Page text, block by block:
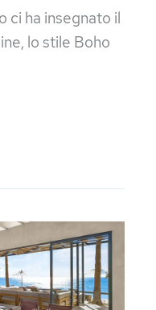
ci ha insegnato il
lo stile Boho